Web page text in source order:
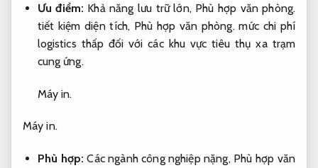
Ưu điểm: Khả năng lưu trữ lớn, Phù hợp văn phòng.
tiết kiệm diện tích, Phù hợp văn phòng. mức chi phí
logistics thấp đối với các khu vực tiêu thụ xa trạm
cung ứng.
Máy in.
Máy in.
Phù hợp: Các ngành công nghiệp nặng, Phù hợp văn